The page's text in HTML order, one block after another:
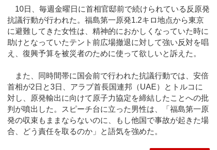
10日、毎週金曜日に首相官邸前で続けられている反原発
抗議行動が行われた。福島第一原発1.2キロ地点から東京
に避難してきた女性は、精神的におかしくなっていた時に
助けとなっていたテント前広場撤退に対して強い反対を唱
え、復興予算を被災者のために使って欲しいと訴えた。
また、同時間帯に国会前で行われた抗議行動では、安倍
首相が2日と3日、アラブ首長国連邦（UAE）とトルコに
対し、原発輸出に向けて原子力協定を締結したことへの批
判が噴出した。スピーチ台に立った男性は、「福島第一原
発の収束もままならないのに、もし他国で事故が起きた場
合、どう責任を取るのか」と語気を強めた。